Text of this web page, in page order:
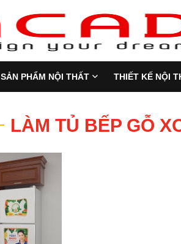
SẢN PHẨM NỘI THẤT THIẾT KẾ NỘI
LÀM TỦ BẾP GỖ